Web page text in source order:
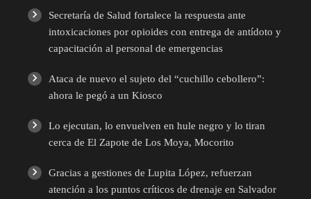
Secretaría de Salud fortalece la respuesta ante
intoxicaciones por opioides con entrega de antídoto y
capacitación al personal de emergencias
Ataca de nuevo el sujeto del “cuchillo cebollero”:
ahora le pegó a un Kiosco
Lo ejecutan, lo envuelven en hule negro y lo tiran
cerca de El Zapote de Los Moya, Mocorito
Gracias a gestiones de Lupita López, refuerzan
atención a los puntos críticos de drenaje en Salvador